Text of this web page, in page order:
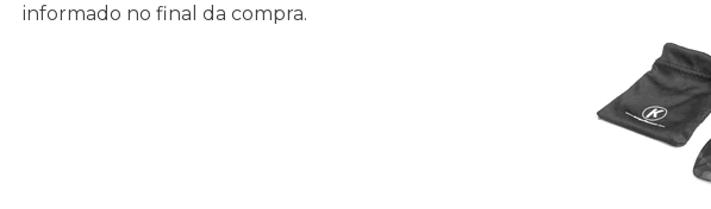
informado no final da compra.